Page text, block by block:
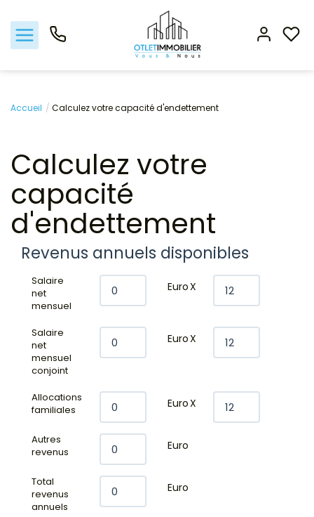
Acheter
Louer
Gestion locative
Viager
Nos biens vendus
Nos agences
Avis clients
Estimation
Avis clients
Accueil Calculez votre capacité d'endettement
Calculez votre
capacité
d'endettement
Revenus annuels disponibles
Salaire
net
mensuel
EuroX
Salaire
net
mensuel
conjoint
EuroX
Allocations
familiales
EuroX
Autres
revenus
Euro
Total
revenus
annuels
Euro